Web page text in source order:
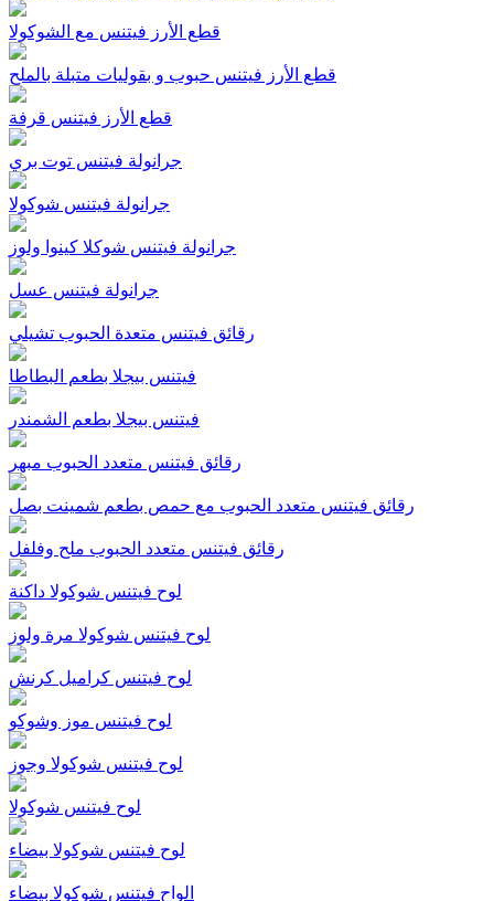
قطع الأرز فيتنس مع الشوكولا
قطع الأرز فيتنس حبوب و بقوليات متبلة بالملح
قطع الأرز فيتنس قرفة
جرانولة فيتنس توت بري
جرانولة فيتنس شوكولا
جرانولة فيتنس شوكلا كينوا ولوز
جرانولة فيتنس عسل
رقائق فيتنس متعدة الحبوب تشيلي
فيتنس بيجلا بطعم البطاطا
فيتنس بيجلا بطعم الشمندر
رقائق فيتنس متعدد الحبوب مبهر
رقائق فيتنس متعدد الحبوب مع حمص بطعم شمينت بصل
رقائق فيتنس متعدد الحبوب ملح وفلفل
لوح فيتنس شوكولا داكنة
لوح فيتنس شوكولا مرة ولوز
لوح فيتنس كراميل كرنش
لوح فيتنس موز وشوكو
لوح فيتنس شوكولا وجوز
لوح فيتنس شوكولا
لوح فيتنس شوكولا بيضاء
الواح فيتنس شوكولا بيضاء